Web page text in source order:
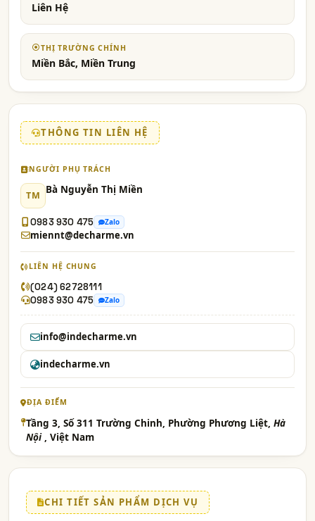
Liên Hệ
THỊ TRƯỜNG CHÍNH
Miền Bắc, Miền Trung
THÔNG TIN LIÊN HỆ
NGƯỜI PHỤ TRÁCH
TM Bà Nguyễn Thị Miền
0983 930 475 Zalo
miennt@decharme.vn
LIÊN HỆ CHUNG
(024) 62728111
0983 930 475
Zalo
info@indecharme.vn
indecharme.vn
ĐỊA ĐIỂM
Tầng 3, Số 311 Trường Chinh, Phường Phương Liệt, Hà
Nội , Việt Nam
CHI TIẾT SẢN PHẨM DỊCH VỤ